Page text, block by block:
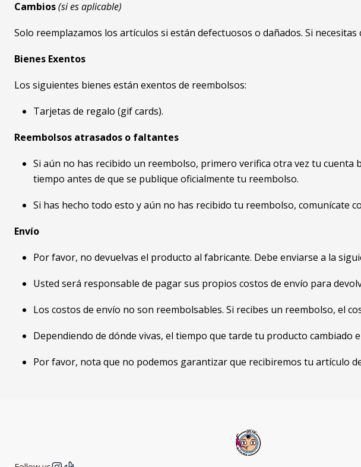
Cambios(si es aplicable)
Solo reemplazamos los artículos si están defectuosos o dañados. Si
Bienes Exentos
Los siguientes bienes están exentos de reembolsos:
Tarjetas de regalo (gif cards).
Reembolsos atrasados ​​o faltantes
Si aún no has recibido un reembolso, primero verifica otra vez tu
tiempo antes de que se publique oficialmente tu reembolso.
Si has hecho todo esto y aún no has recibido tu reembolso, comunícate
Envío
Por favor, no devuelvas el producto al fabricante. Debe enviarse a la
Usted será responsable de pagar sus propios costos de envío para
Los costos de envío no son reembolsables. Si recibes un reembolso, el
Dependiendo de dónde vivas, el tiempo que tarde tu producto cambiado
Por favor, nota que no podemos garantizar que recibiremos tu artículo